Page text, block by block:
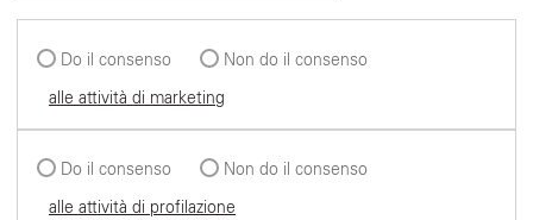
Do il consenso
Non do il consenso
alle attività di marketing
Do il consenso
Non do il consenso
alle attività di profilazione